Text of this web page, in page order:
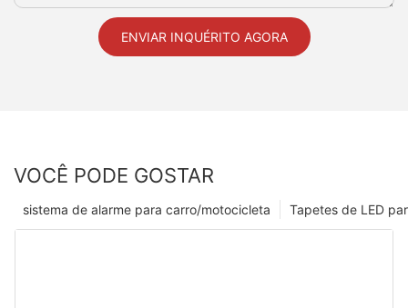
ENVIAR INQUÉRITO AGORA
VOCÊ PODE GOSTAR
Tapetes de LED
sistema de alarme para carro/motocicleta